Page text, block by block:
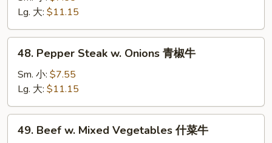
Broccoli
芥
蘭
Lg. 大: $11.15
48.
Pepper
Steak
Onions
青
48. Pepper Steak w. Onions 青椒牛
Sm. 小: $7.55
Lg. 大: $11.15
49.
Beef
49. Beef w. Mixed Vegetables 什菜牛